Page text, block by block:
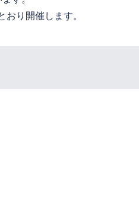
り開催します。